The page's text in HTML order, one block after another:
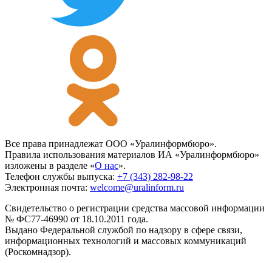
Все права принадлежат ООО «Уралинформбюро».
Правила использования материалов ИА «Уралинформбюро»
изложены в разделе «О нас».
Телефон службы выпуска: +7 (343) 282-98-22
Электронная почта: welcome@uralinform.ru
Свидетельство о регистрации средства массовой информации
№ ФС77-46990 от 18.10.2011 года.
Выдано Федеральной службой по надзору в сфере связи,
информационных технологий и массовых коммуникаций
(Роскомнадзор).